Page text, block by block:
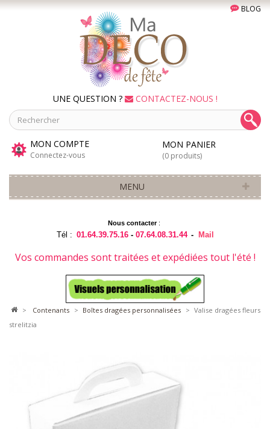
BLOG
UNE QUESTION ? CONTACTEZ-NOUS !
MON COMPTE
Connectez-vous
MON PANIER
(0 produits)
MENU
Nous contacter:
Tél : 01.64.39.75.16 -07.64.08.31.44 - Mail
Vos commandes sont traitées et expédiées tout l'été !
> contenants > boîtes dragées personnalisées > Valise dragées fleurs
strelitzia